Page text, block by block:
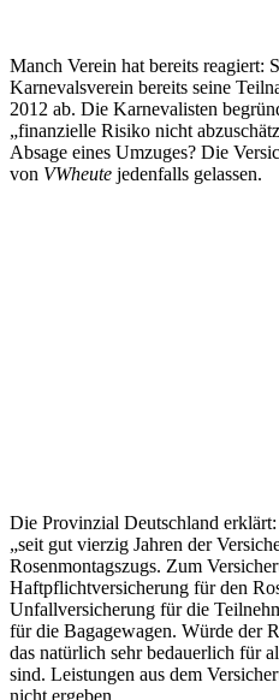
Manch Verein hat bereits reagiert:
Karnevalsverein bereits seine
2012 ab. Die Karnevalisten
„finanzielle Risiko nicht
Absage eines Umzuges? Die
von VWheute jedenfalls gelassen.
Die Provinzial Deutschland
„seit gut vierzig Jahren der
Rosenmontagszugs. Zum
Haftpflichtversicherung für den
Unfallversicherung für die
für die Bagagewagen. Würde der
das natürlich sehr bedauerlich für
sind. Leistungen aus dem